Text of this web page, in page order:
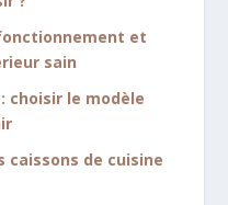
et
sain
choisir le modèle
caissons de cuisine